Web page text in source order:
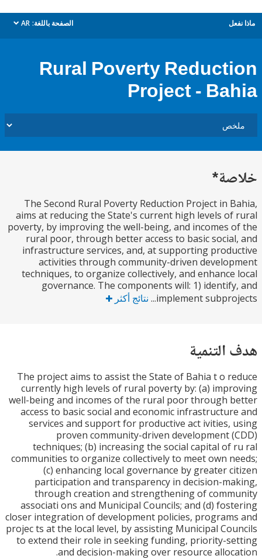
الصفحة باللغة: AR
dropdown
Rural Poverty
Project -
The Second Rural Poverty Reduction Project in
aims at reducing the State's current high levels
poverty, by improving the well-being, and incomes
rural poor, through better access to basic
infrastructure services, and, at supporting
activities through community-driven
techniques, to organize collectively, and
governance. The components will: 1)
implement نتائج أكثر
The project aims to assist the State of Bahia t o
currently high levels of rural poverty by: (a)
well-being and incomes of the rural poor through
access to basic social and economic
services and support for productive act ivities,
proven community-driven development
techniques; (b) increasing the social capital
communities to organize collectively to meet own
(c) enhancing local governance by greater
participation and transparency in decision-
through creation and strengthening of
associati ons and Municipal Councils; and (d)
closer integration of development policies,
projec ts at the local level, by assisting Municipal
to extend their role in seeking funding, priority-
and decision-making over resource